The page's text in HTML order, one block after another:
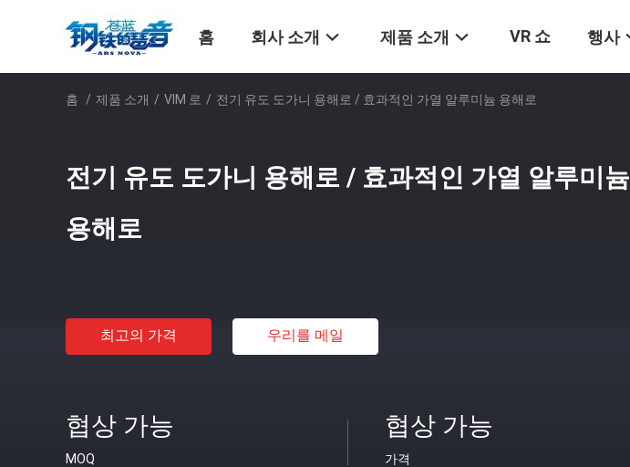
홈 회사 소개 제품 소개 VR 쇼 행사
홈 / 제품 소개 / VIM 로 / 전기 유도 도가니 용해로 / 효과적인 가열 알루미늄 용해로
전기 유도 도가니 용해로 / 효과적인 가열 알루미늄
용해로
최고의 가격 우리를 메일
협상 가능
MOQ
협상 가능
가격